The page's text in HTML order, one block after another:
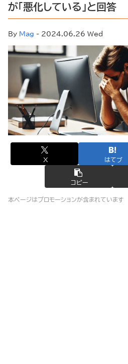
が「悪化している」と回答
By Mag - 2024.06.26 Wed
X はてブ
コピー
本ページはプロモーションが含まれています